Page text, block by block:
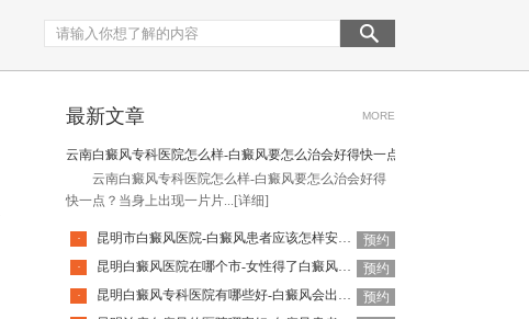
最新文章 MORE
云南白癜风专科医院怎么样-白癜风要怎么治会好得快一点
云南白癜风专科医院怎么样-白癜风要怎么治会好得
快一点？当身上出现一片片... [详细]
· 昆明市白癜风医院-白癜风患者应该怎样安排饮食
预约
·
昆明白癜风医院在哪个市-女性得了白癜风还能使用化妆品吗
预约
·
昆明白癜风专科医院有哪些好-白癜风会出现什么并发症
预约